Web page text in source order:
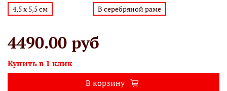
4,5 х 5,5 см В серебряной раме
4490.00 руб
Купить в 1 клик
В корзину